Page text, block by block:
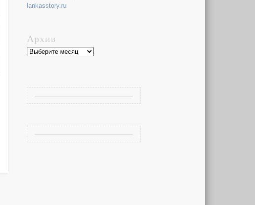
lankasstory.ru
Архив
Архив